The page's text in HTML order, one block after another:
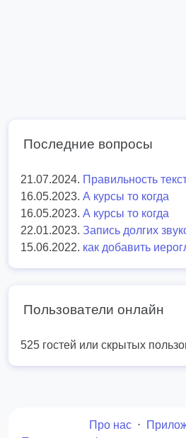
Последние вопросы
21.07.2024. Правильность
16.05.2023. А курсы то когда
16.05.2023. А курсы то когда
22.01.2023. Запись долгих
15.06.2022. как добавить
Пользователи онлайн
525 гостей или скрытых
Про нас ⋅